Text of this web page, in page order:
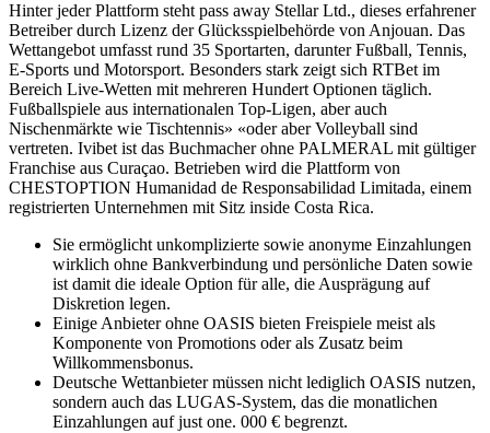
Hinter jeder Plattform steht pass away Stellar Ltd., dieses erfahrener
Betreiber durch Lizenz der Glücksspielbehörde von Anjouan. Das
Wettangebot umfasst rund 35 Sportarten, darunter Fußball, Tennis,
E-Sports und Motorsport. Besonders stark zeigt sich RTBet im
Bereich Live-Wetten mit mehreren Hundert Optionen täglich.
Fußballspiele aus internationalen Top-Ligen, aber auch
Nischenmärkte wie Tischtennis» «oder aber Volleyball sind
vertreten. Ivibet ist das Buchmacher ohne PALMERAL mit gültiger
Franchise aus Curaçao. Betrieben wird die Plattform von
CHESTOPTION Humanidad de Responsabilidad Limitada, einem
registrierten Unternehmen mit Sitz inside Costa Rica.
Sie ermöglicht unkomplizierte sowie anonyme Einzahlungen
wirklich ohne Bankverbindung und persönliche Daten sowie
ist damit die ideale Option für alle, die Ausprägung auf
Diskretion legen.
Einige Anbieter ohne OASIS bieten Freispiele meist als
Komponente von Promotions oder als Zusatz beim
Willkommensbonus.
Deutsche Wettanbieter müssen nicht lediglich OASIS nutzen,
sondern auch das LUGAS-System, das die monatlichen
Einzahlungen auf just one. 000 € begrenzt.